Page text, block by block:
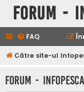
Forum -
FAQ
Către site-ul
Forum -